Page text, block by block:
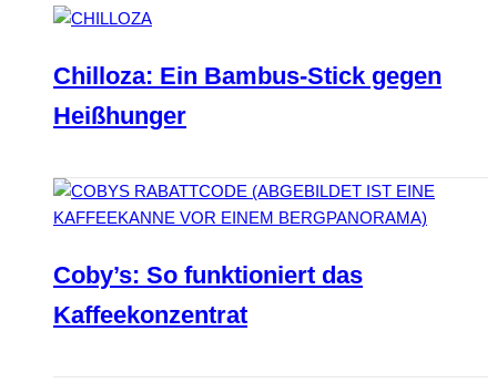
Chilloza: Ein Bambus-Stick gegen
Heißhunger
Coby’s: So funktioniert das
Kaffeekonzentrat